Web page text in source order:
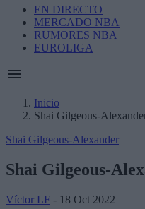
Main
navigation
EN DIRECTO
MERCADO NBA
RUMORES NBA
EUROLIGA
Breadcrumb
Inicio
Shai Gilgeous-
Shai Gilgeous-Alexander
Shai Gilgeous-
Víctor LF - 18 Oct 2022